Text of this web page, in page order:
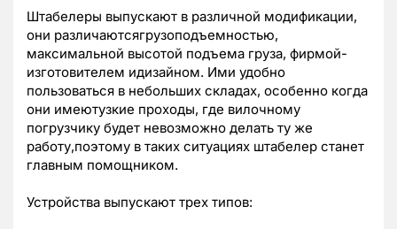
Штабелеры выпускают в различной модификации,
они различаютсягрузоподъемностью,
максимальной высотой подъема груза, фирмой-
изготовителем идизайном. Ими удобно
пользоваться в небольших складах, особенно когда
они имеютузкие проходы, где вилочному
погрузчику будет невозможно делать ту же
работу,поэтому в таких ситуациях штабелер станет
главным помощником.
Устройства выпускают трех типов: